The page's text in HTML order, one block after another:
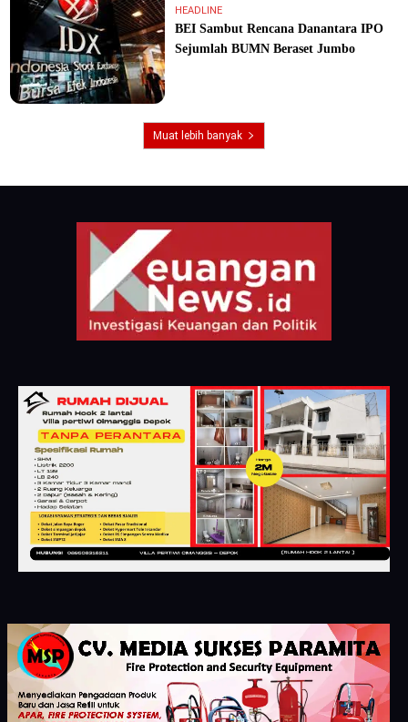
HEADLINE
BEI Sambut Rencana Danantara IPO
Sejumlah BUMN Beraset Jumbo
Muat lebih banyak